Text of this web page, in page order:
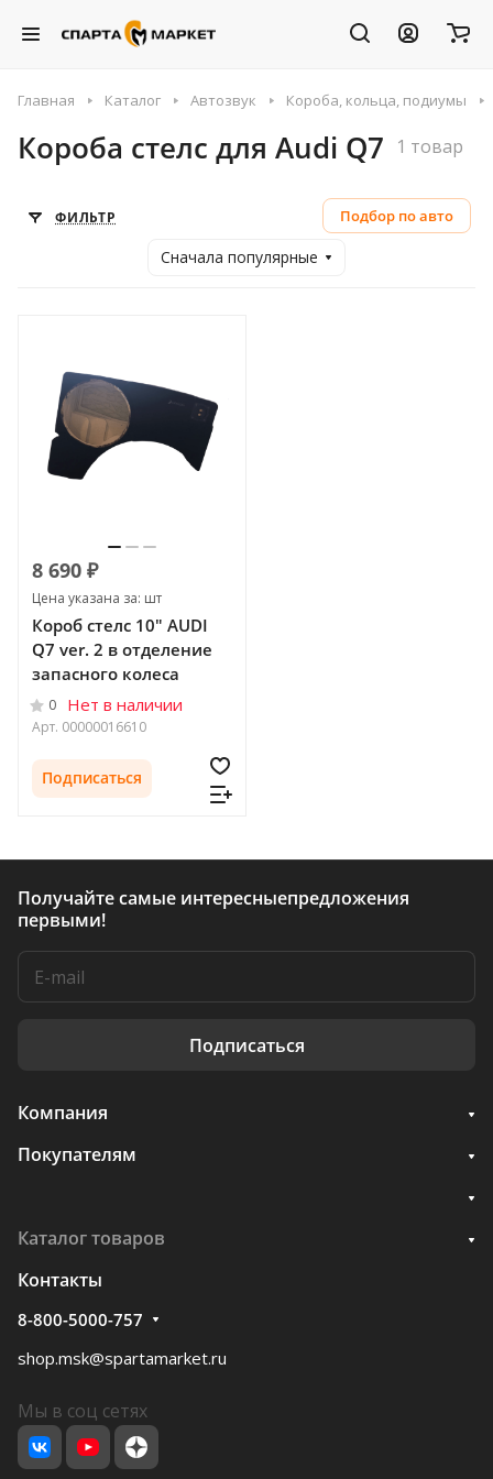
Главная Каталог Автозвук Короба, кольца, подиумы
Короба стелс для Audi Q7 1 товар
ФИЛЬТР Подбор по авто
Сначала популярные
8 690 ₽
Цена указана за: шт
Короб стелс 10" AUDI
Q7 ver. 2 в отделение
запасного колеса
0 Нет в наличии
Арт. 00000016610
Подписаться
Получайте самые интересныепредложения
первыми!
Подписаться
Компания
Покупателям
Каталог товаров
Контакты
8-800-5000-757
shop.msk@spartamarket.ru
Мы в соц сетях